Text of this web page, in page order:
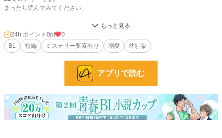
まったり読んでみてください。
229,022 位 / 229,022 件
BL 31,497 位 / 31,497 件
文字数 14,867
更新日時 2025.09.12 12:39
24h.ポイント 0pt
0
BL
短編 ミステリー要素有り 溺愛 幼馴染
アプリで読む